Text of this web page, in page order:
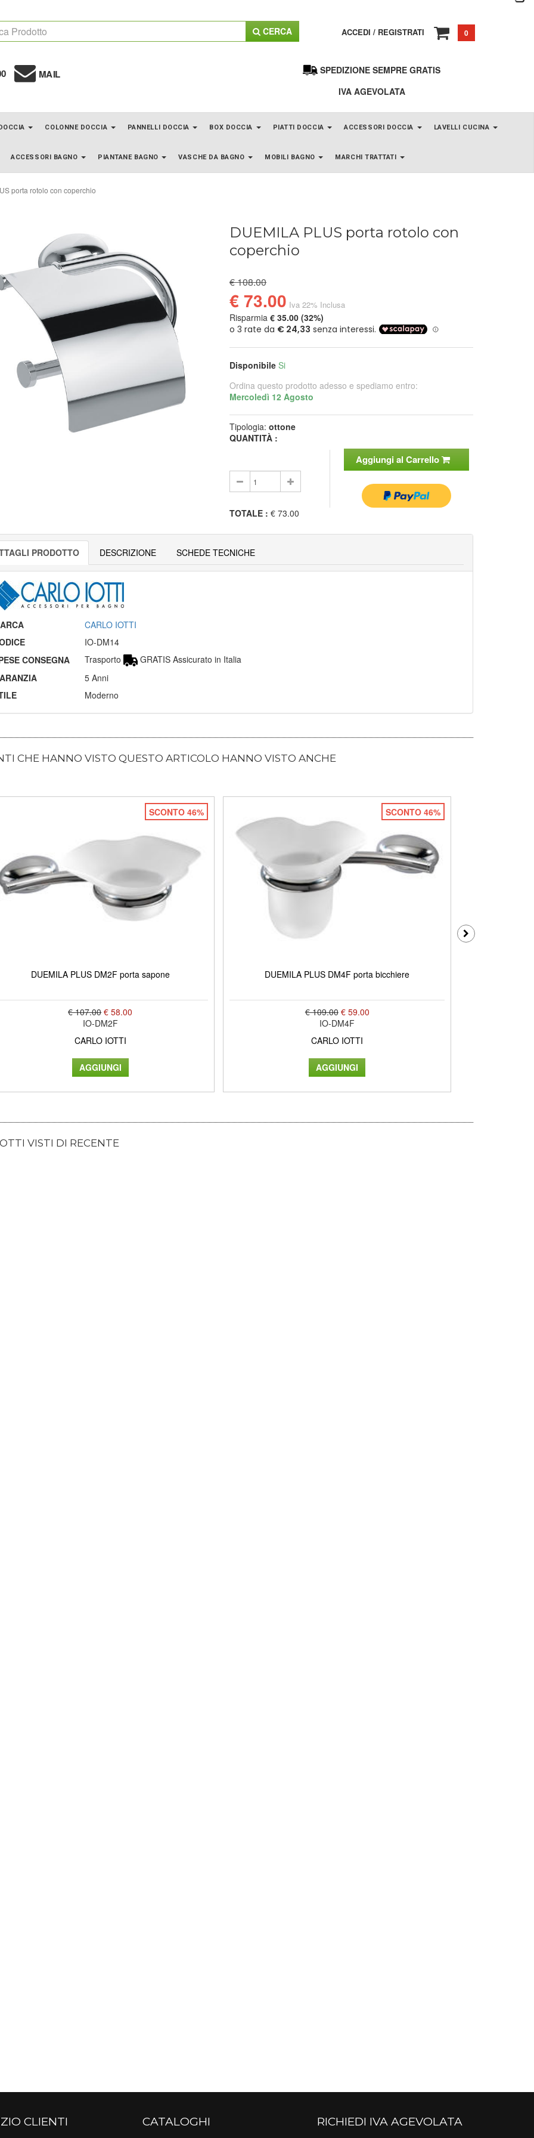
CERCA ACCEDI / REGISTRATI 0
MAIL
SPEDIZIONE SEMPRE GRATIS
IVA AGEVOLATA
COLONNE DOCCIA PANNELLI DOCCIA BOX DOCCIA PIATTI DOCCIA ACCESSORI DOCCIA LAVELLI CUCINA
ACCESSORI BAGNO PIANTANE BAGNO VASCHE DA BAGNO MOBILI BAGNO MARCHI TRATTATI
porta rotolo con coperchio
DUEMILA PLUS porta rotolo con
coperchio
€ 108.00
€ 73.00 Iva 22% Inclusa
Risparmia€ 35.00 (32%)
Disponibile Si
Ordina questo prodotto adesso e spediamo entro:
Mercoledì 12 Agosto
Tipologia:ottone
QUANTITÀ :
Aggiungi al Carrello
TOTALE : € 73.00
PRODOTTO DESCRIZIONE SCHEDE TECNICHE
CARLO IOTTI
IO-DM14
CONSEGNA
Trasporto
GRATIS Assicurato in Italia
5 Anni
Moderno
CHE HANNO VISTO QUESTO ARTICOLO HANNO VISTO ANCHE
SCONTO 46%
DUEMILA PLUS DM2F porta sapone
€ 107.00 € 58.00
IO-DM2F
CARLO IOTTI
SCONTO 46%
DUEMILA PLUS DM4F porta bicchiere
€ 109.00 € 59.00
IO-DM4F
CARLO IOTTI
VISTI DI RECENTE
CLIENTI CATALOGHI RICHIEDI IVA AGEVOLATA